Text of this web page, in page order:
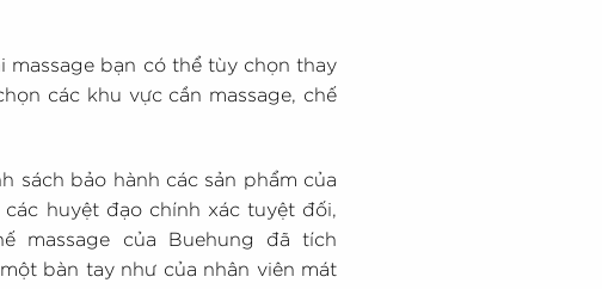
massage bạn có thể tùy chọn thay
các khu vực cần massage, chế
sách bảo hành các sản phẩm của
huyệt đạo chính xác tuyệt đối,
massage của Buehung đã tích
bàn tay như của nhân viên mát